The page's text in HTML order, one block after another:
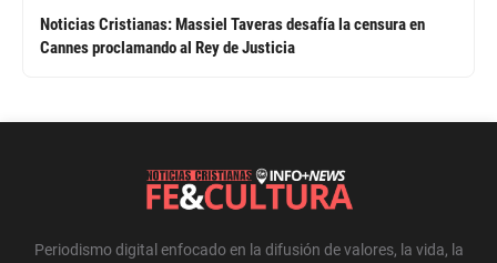
Noticias Cristianas: Massiel Taveras desafía la censura en
Cannes proclamando al Rey de Justicia
Periodismo digital enfocado en la difusión de valores, la vida, la